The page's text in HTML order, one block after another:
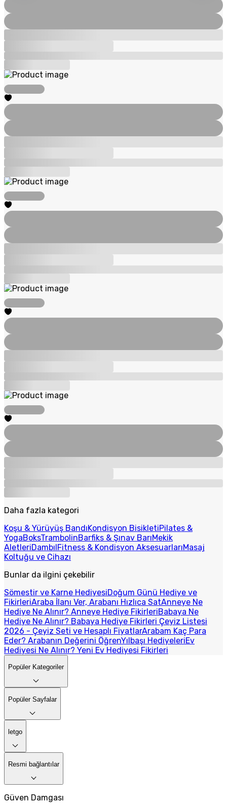
Daha fazla kategori
Koşu & Yürüyüş BandıKondisyon BisikletiPilates &
YogaBoksTrambolinBarfiks & Şınav BarıMekik
AletleriDambılFitness & Kondisyon AksesuarlarıMasaj
Koltuğu ve Cihazı
Bunlar da ilgini çekebilir
Sömestir ve Karne HediyesiDoğum Günü Hediye ve
FikirleriAraba İlanı Ver, Arabanı Hızlıca SatAnneye Ne
Hediye Ne Alınır? Anneye Hediye FikirleriBabaya Ne
Hediye Ne Alınır? Babaya Hediye Fikirleri Çeyiz Listesi
2026 - Çeyiz Seti ve Hesaplı FiyatlarArabam Kaç Para
Eder? Arabanın Değerini ÖğrenYılbaşı HediyeleriEv
Hediyesi Ne Alınır? Yeni Ev Hediyesi Fikirleri
Popüler Kategoriler
Popüler Sayfalar
letgo
Resmi bağlantılar
Güven Damgası